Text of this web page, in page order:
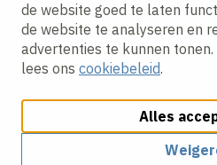
de website goed te laten
de website te analyseren en
advertenties te kunnen
lees ons cookiebeleid.
Alles
Cookies aanpassenCookie